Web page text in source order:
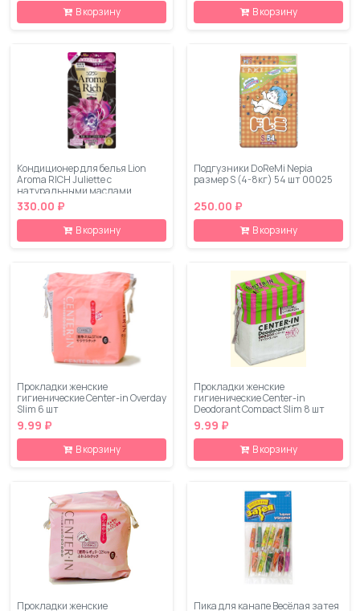
В корзину В корзину
Кондиционер для белья Lion
Aroma RICH Juliette с
натуральными маслами
ваниль-жасмин запасной блок,
430 мл
330.00 ₽
В корзину
Подгузники DoReMi Nepia
размер S (4-8кг) 54 шт 00025
250.00 ₽
В корзину
Прокладки женские
гигиенические Center-in Overday
Slim 6 шт
9.99 ₽
В корзину
Прокладки женские
гигиенические Center-in
Deodorant Compact Slim 8 шт
9.99 ₽
В корзину
Прокладки женские
Пика для канапе Весёлая затея